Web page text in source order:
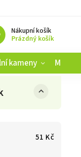
Nákupní košík
Prázdný košík
kameny
51 Kč